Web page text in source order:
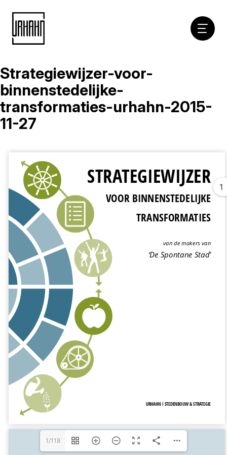
Naar
inhoud
Strategiewijzer-voor-
binnenstedelijke-
transformaties-urhahn-2015-
11-27
1
1/118